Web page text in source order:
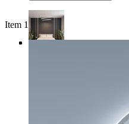
Item 1 of 4